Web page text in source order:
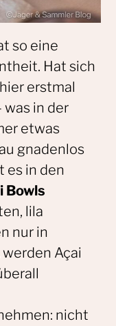
so eine
Hat sich
erstmal
in der
etwas
gnadenlos
es in den
Bowls
lila
nur in
Açai
nicht